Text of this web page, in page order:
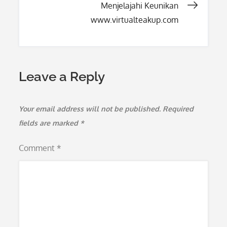
Menjelajahi Keunikan
www.virtualteakup.com
Leave a Reply
Your email address will not be published. Required
fields are marked *
Comment *